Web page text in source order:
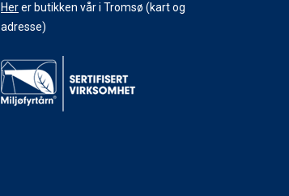
Herer butikken vår i Tromsø (kart og
adresse)